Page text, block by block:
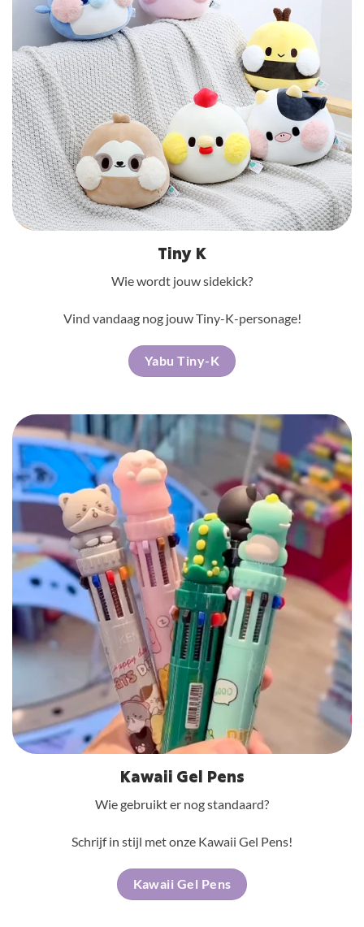
Tiny K
Wie wordt jouw sidekick?
Vind vandaag nog jouw Tiny-K-personage!
Yabu Tiny-K
Kawaii Gel Pens
Wie gebruikt er nog standaard?
Schrijf in stijl met onze Kawaii Gel Pens!
Kawaii Gel Pens